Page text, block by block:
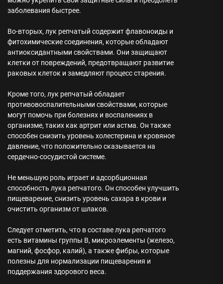
заболевания быстрее.
Во-вторых, лук репчатый содержит флавоноиды и
фитохимические соединения, которые обладают
антиоксидантными свойствами. Они защищают
клетки от повреждений, предотвращают развитие
раковых клеток и замедляют процесс старения.
Кроме того, лук репчатый обладает
противовоспалительными свойствами, которые
могут помочь при болезнях и воспалениях в
организме, таких как артрит или астма. Он также
способен снизить уровень холестерина и кровяное
давление, что положительно сказывается на
сердечно-сосудистой системе.
Не меньшую роль играет и адсорбционная
способность лука репчатого. Он способен улучшить
пищеварение, снизить уровень сахара в крови и
очистить организм от шлаков.
Следует отметить, что в составе лука репчатого
есть витамины группы В, микроэлементы (железо,
магний, фосфор, калий), а также фибры, которые
полезны для нормализации пищеварения и
поддержания здорового веса.